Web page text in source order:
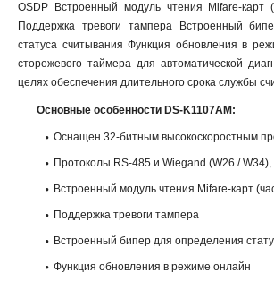
OSDP Встроенный модуль чтения Mifare-карт
Поддержка тревоги тампера Встроенный
статуса считывания Функция обновления в
сторожевого таймера для автоматической
целях обеспечения длительного срока службы
Основные особенности DS-K1107AM:
Оснащен 32-битным высокоскоростным
Протоколы RS-485 и Wiegand (W26 / W34),
Встроенный модуль чтения Mifare-карт
Поддержка тревоги тампера
Встроенный бипер для определения
Функция обновления в режиме онлайн